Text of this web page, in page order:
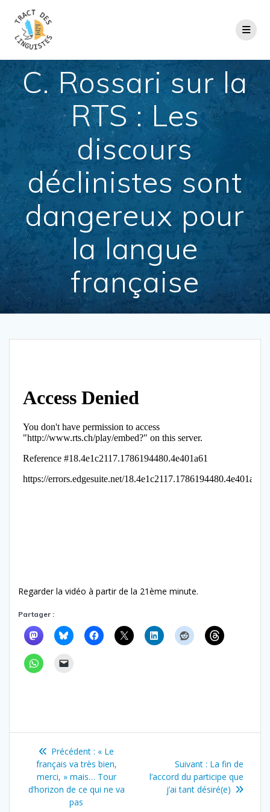
C. Rossari sur la
RTS : Les
discours
déclinistes sont
dangereux pour
la langue
française
Regarder la vidéo à partir de la 21ème minute.
Partager :
Navigation
l’article
Précédent : Article
précédent
:
« Le
français va très bien,
merci, » mais… Tour
d’horizon de ce qui ne va
pas
Suivant : Article
suivant
:
La fin de
l’accord du participe que
j’ai tant désiré(e)